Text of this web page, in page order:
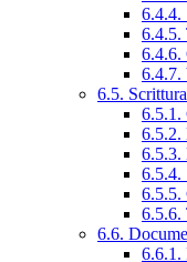
6.4.4.
6.4.5.
6.4.6.
6.4.7.
6.5.
6.5.1.
6.5.2.
6.5.3.
6.5.4.
6.5.5.
6.5.6.
6.6.
6.6.1.